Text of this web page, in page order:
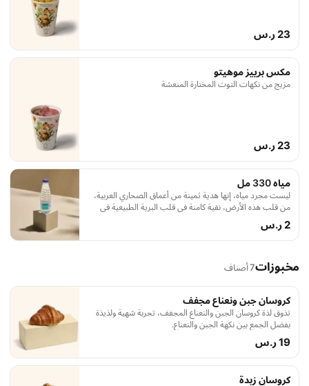
23 ر.س
مكس برييز موهيتو
مزيج من نكهات التوت المختارة المنعشة
23 ر.س
مياه 330 مل
ليست مجرد مياه، إنها هدية ثمينة من أعماق الصحاري العربية،
من قلب هذه الأرض، نقية كامنة في قلب البرية الطبيعية في
السعودية.
2 ر.س
مخبوزات7 أصناف
كروسان جبن ونعناع مجفف
تذوق لذة كروسان الجبن والنعناع المجفف، تجربة شهية ولذيذة
بفضل الجمع بين نكهة الجبن والنعناع.
19 ر.س
كروسان زبدة